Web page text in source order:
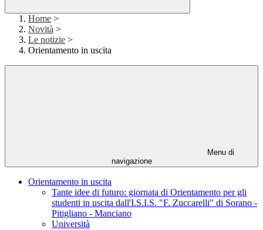
Home >
Novità >
Le notizie >
Orientamento in uscita
Menu di
navigazione
Orientamento in uscita
Tante idee di futuro: giornata di Orientamento per gli
studenti in uscita dall'I.S.I.S. "F. Zuccarelli" di Sorano -
Pitigliano - Manciano
Università